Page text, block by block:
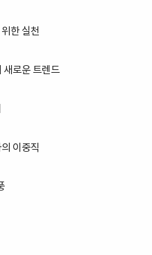
한 실천
새로운 트렌드
이중직